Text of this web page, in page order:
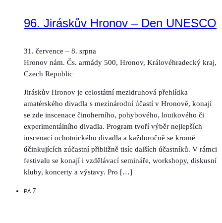
96. Jiráskův Hronov – Den UNESCO
31. července – 8. srpna
Hronov nám. Čs. armády 500, Hronov, Královéhradecký kraj,
Czech Republic
Jiráskův Hronov je celostátní mezidruhová přehlídka
amatérského divadla s mezinárodní účastí v Hronově, konají
se zde inscenace činoherního, pohybového, loutkového či
experimentálního divadla. Program tvoří výběr nejlepších
inscenací ochotnického divadla a každoročně se kromě
účinkujících zúčastní přibližně tisíc dalších účastníků. V rámci
festivalu se konají i vzdělávací semináře, workshopy, diskusní
kluby, koncerty a výstavy. Pro […]
PÁ 7